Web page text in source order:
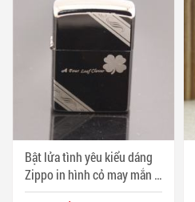
Bật lửa tình yêu kiểu dáng
Zippo in hình cỏ may mắn -
Mã SP: BL09053